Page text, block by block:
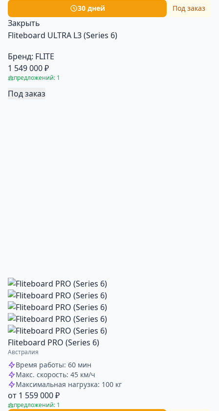
30 дней Под заказ
Закрыть
Fliteboard ULTRA L3 (Series 6)
Бренд: FLITE
1 549 000 ₽
предложений: 1
Под заказ
Fliteboard PRO (Series 6)
Австралия
Время работы: 60 мин
Макс. скорость: 45 км/ч
Максимальная нагрузка: 100 кг
от 1 559 000 ₽
предложений: 1